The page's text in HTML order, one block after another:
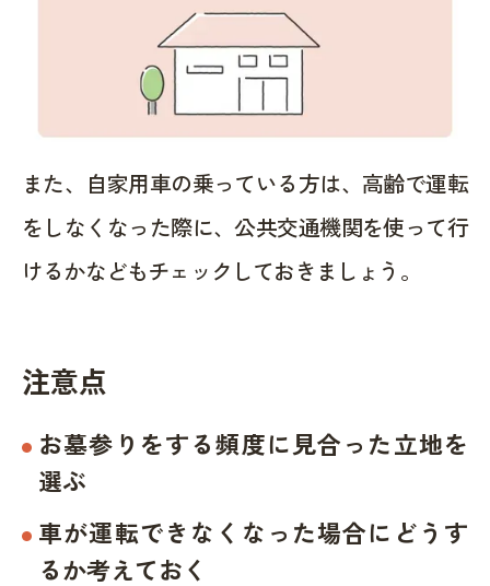
また、自家用車の乗っている方は、高齢で運転
をしなくなった際に、公共交通機関を使って行
けるかなどもチェックしておきましょう。
注意点
お墓参りをする頻度に見合った立地を
選ぶ
車が運転できなくなった場合にどうす
るか考えておく